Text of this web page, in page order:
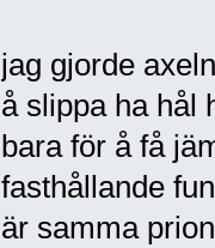
jag gjorde
å slippa ha hål
bara för å få
fasthållande
är samma